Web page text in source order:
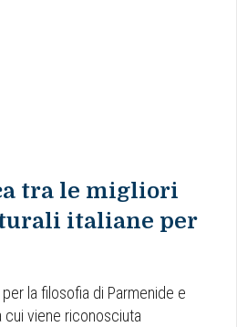
tra le migliori
italiane per
la filosofia di Parmenide e
cui viene riconosciuta